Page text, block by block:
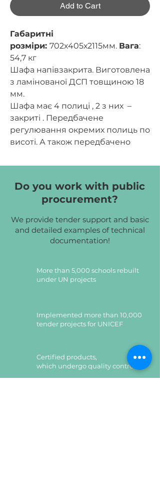
Add to Cart
Габаритні
розміри: 702х405х2115мм. Вага:
54,7 кг
Шафа напівзакрита. Виготовлена
з ламінованої ДСП товщиною 18
мм.
Шафа має 4 полиці , 2 з них –
закриті . Передбачене
регулювання окремих полиць по
висоті. А також передбачено
висувних лотків .
перламутровий(оклейка ПВХ
0,5мм в колір)
(оклейка ПВХ -1мм в колір).
Виріб обладнаний металевими
виставити його на нерівній
артизан перламутровий, дуб
Do you work with public
procurement?
We provide tender support and basic
and detailed examples of technical
documentation!
More than 5,000 schools rebuilt
under UN projects
Implemented more than 10,000
tender projects for UNICEF
Certified products,
which undergo quality control